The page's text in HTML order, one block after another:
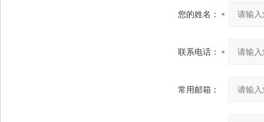
您的姓名：
联系电话：
常用邮箱：